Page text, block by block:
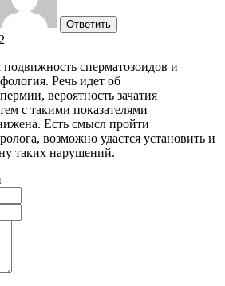
Ответить
сперматозоидов и
Речь идет об
вероятность зачатия
с такими показателями
Есть смысл пройти
возможно удастся установить и
таких нарушений.